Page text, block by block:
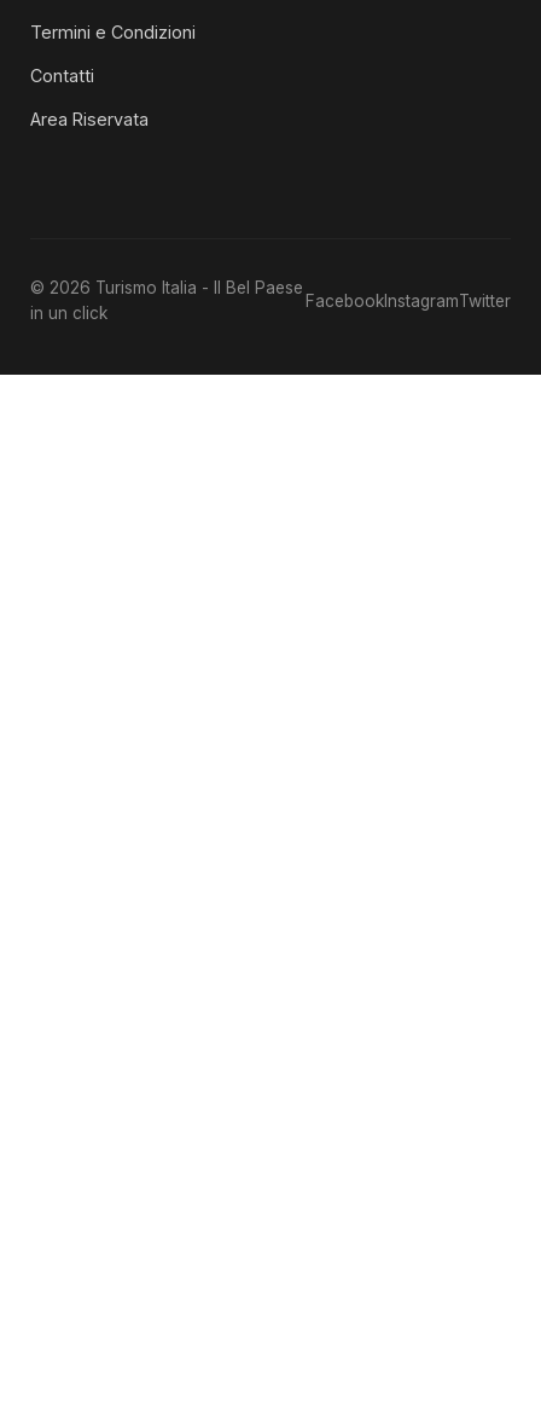
Termini e Condizioni
Contatti
Area Riservata
© 2026 Turismo Italia - Il Bel Paese
in un click
FacebookInstagramTwitter